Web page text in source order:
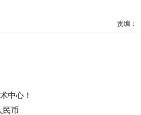
责编：
中心！
民币